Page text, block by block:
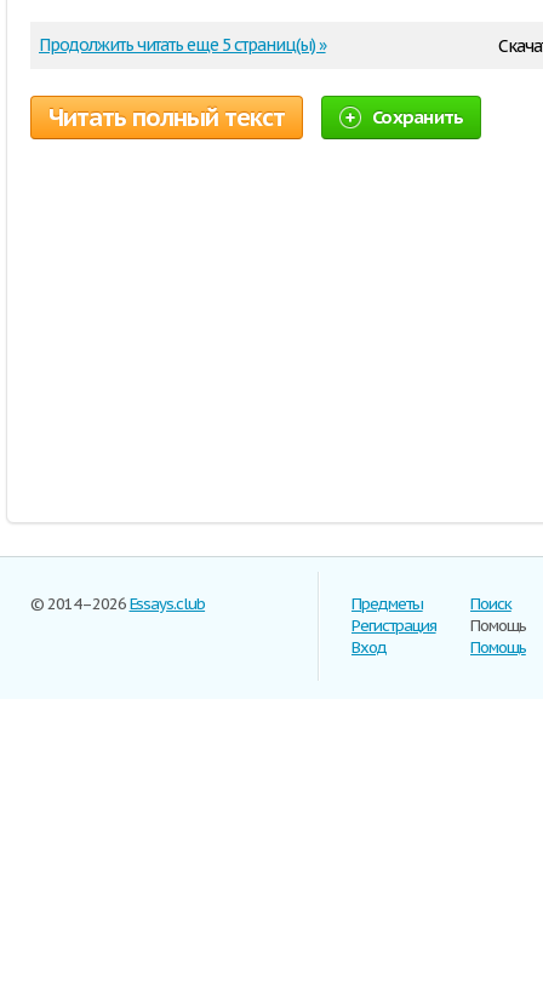
Продолжить читать еще 5 страниц(ы) »
Читать полный текст Сохранить
© 2014–2026Essays.club
Предметы
Регистрация
Вход
Поиск
Помощь
Помощь